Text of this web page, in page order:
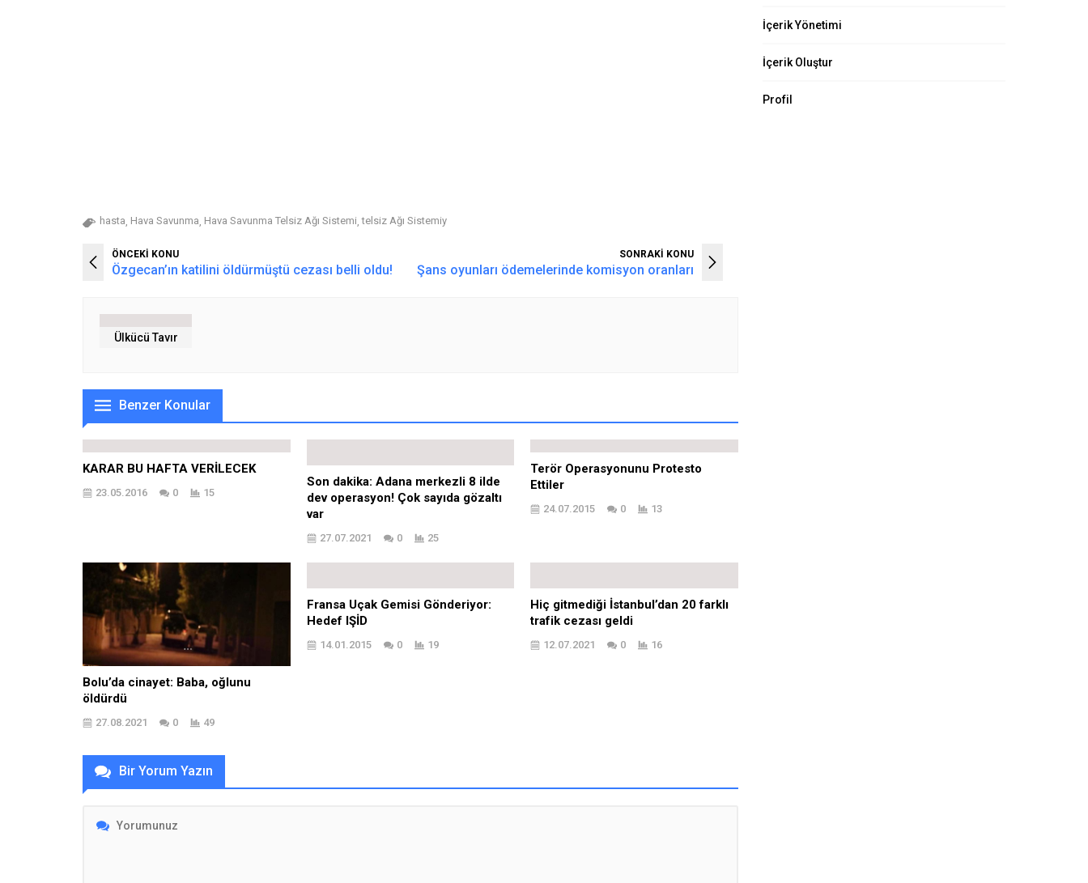
hasta, Hava Savunma, Hava Savunma Telsiz Ağı Sistemi,telsiz Ağı Sistemiy
ÖNCEKİ KONU
Özgecan’ın katilini öldürmüştü cezası belli oldu!
SONRAKİ KONU
Şans oyunları ödemelerinde komisyon oranları
Ülkücü Tavır
Benzer Konular
KARAR BU HAFTA VERİLECEK
23.05.2016 0 15
Son dakika: Adana merkezli 8 ilde
dev operasyon! Çok sayıda gözaltı
var
27.07.2021 0 25
Terör Operasyonunu Protesto
Ettiler
24.07.2015 0 13
Bolu’da cinayet: Baba, oğlunu
öldürdü
27.08.2021 0 49
Fransa Uçak Gemisi Gönderiyor:
Hedef IŞİD
14.01.2015 0 19
Hiç gitmediği İstanbul’dan 20 farklı
trafik cezası geldi
12.07.2021 0 16
Bir Yorum Yazın
İçerik Yönetimi
İçerik Oluştur
Profil